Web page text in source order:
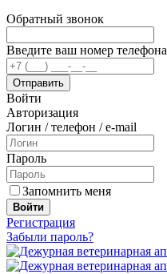
Обратный звонок
Введите ваш номер телефона
Войти
Авторизация
Логин / телефон / e-mail
Пароль
Запомнить меня
Войти
Регистрация
Забыли пароль?